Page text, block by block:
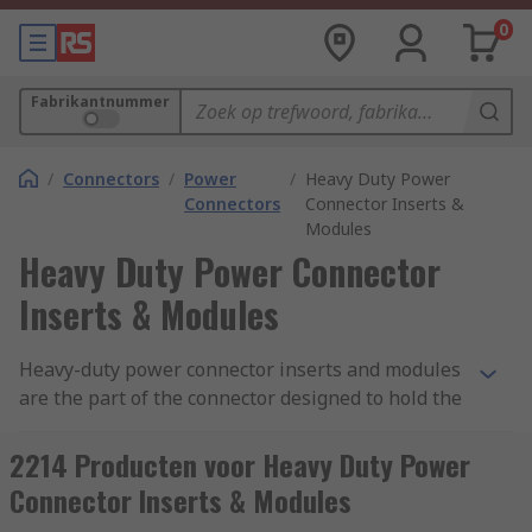
0
Fabrikantnummer
/ Connectors / Power
Connectors
/ Heavy Duty Power
Connector Inserts &
Modules
Heavy Duty Power Connector
Inserts & Modules
Heavy-duty power connector inserts and modules
are the part of the connector designed to hold the
and modules are made from a moulded piece of
dielectric material that fits inside a connector
hood or housing. RS offer a wide variety of inserts
2214 Producten voor Heavy Duty Power
Connector Inserts & Modules